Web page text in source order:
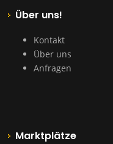
Über uns!
Kontakt
Über uns
Anfragen
Marktplätze